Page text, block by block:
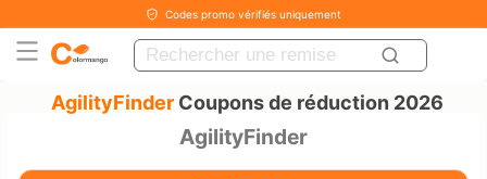
Codes promo vérifiés uniquement
AgilityFinderCoupons de réduction 2026
AgilityFinder